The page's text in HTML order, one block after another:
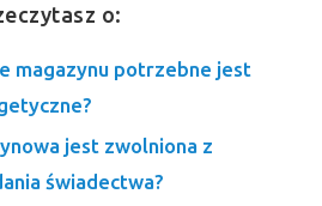
o:
magazynu potrzebne jest
jest zwolniona z
świadectwa?